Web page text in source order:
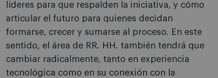
líderes para que respalden la iniciativa, y cómo
articular el futuro para quienes decidan
formarse, crecer y sumarse al proceso. En este
sentido, el área de RR. HH. también tendrá que
cambiar radicalmente, tanto en experiencia
tecnológica como en su conexión con la